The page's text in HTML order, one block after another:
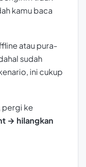
kamu baca
atau pura-
sudah
ini cukup
pergi ke
→ hilangkan